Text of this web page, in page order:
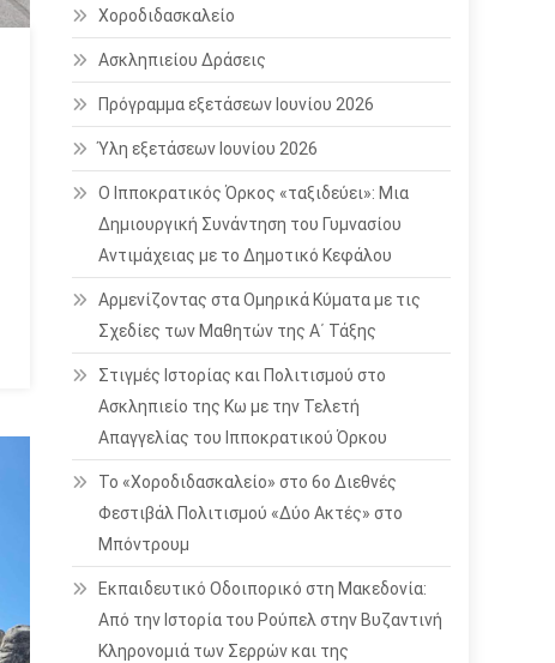
Χοροδιδασκαλείο
Ασκληπιείου Δράσεις
Πρόγραμμα εξετάσεων Ιουνίου 2026
Ύλη εξετάσεων Ιουνίου 2026
Ο Ιπποκρατικός Όρκος «ταξιδεύει»: Μια
Δημιουργική Συνάντηση του Γυμνασίου
Αντιμάχειας με το Δημοτικό Κεφάλου
Αρμενίζοντας στα Ομηρικά Κύματα με τις
Σχεδίες των Μαθητών της Α΄ Τάξης
Στιγμές Ιστορίας και Πολιτισμού στο
Ασκληπιείο της Κω με την Τελετή
Απαγγελίας του Ιπποκρατικού Όρκου
Το «Χοροδιδασκαλείο» στο 6ο Διεθνές
Φεστιβάλ Πολιτισμού «Δύο Ακτές» στο
Μπόντρουμ
Εκπαιδευτικό Οδοιπορικό στη Μακεδονία:
Από την Ιστορία του Ρούπελ στην Βυζαντινή
Κληρονομιά των Σερρών και της